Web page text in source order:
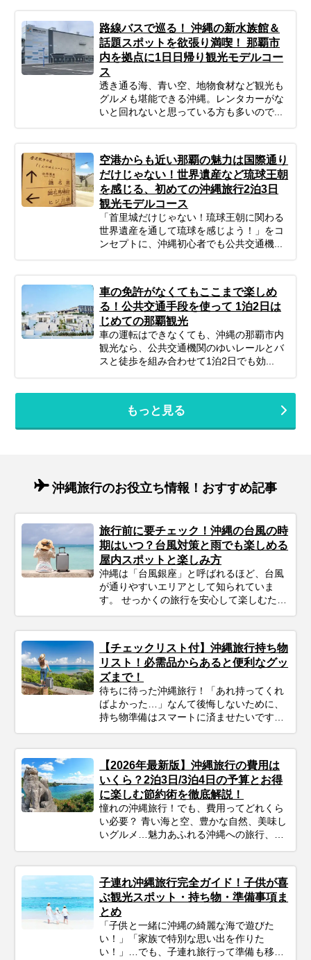
路線バスで巡る！ 沖縄の新水族館＆
話題スポットを欲張り満喫！ 那覇市
内を拠点に1日日帰り観光モデルコー
ス
透き通る海、青い空、地物食材など観光も
グルメも堪能できる沖縄。レンタカーがな
いと回れないと思っている方も多いので...
空港からも近い那覇の魅力は国際通り
だけじゃない！世界遺産など琉球王朝
を感じる、初めての沖縄旅行2泊3日
観光モデルコース
「首里城だけじゃない！琉球王朝に関わる
世界遺産を通して琉球を感じよう！」をコ
ンセプトに、沖縄初心者でも公共交通機...
車の免許がなくてもここまで楽しめ
る！公共交通手段を使って 1泊2日は
じめての那覇観光
車の運転はできなくても、沖縄の那覇市内
観光なら、公共交通機関のゆいレールとバ
スと徒歩を組み合わせて1泊2日でも効...
もっと見る
沖縄旅行のお役立ち情報！おすすめ記事
旅行前に要チェック！沖縄の台風の時
期はいつ？台風対策と雨でも楽しめる
屋内スポットと楽しみ方
沖縄は「台風銀座」と呼ばれるほど、台風
が通りやすいエリアとして知られていま
す。 せっかくの旅行を安心して楽しむため
【チェックリスト付】沖縄旅行持ち物
リスト！必需品からあると便利なグッ
ズまで！
待ちに待った沖縄旅行！「あれ持ってくれ
ばよかった…」なんて後悔しないために、
持ち物準備はスマートに済ませたいですよ
旅行をスタートさせるための準備を始めま
しょう♪
【2026年最新版】沖縄旅行の費用は
いくら？2泊3日/3泊4日の予算とお得
に楽しむ節約術を徹底解説！
憧れの沖縄旅行！でも、費用ってどれくら
い必要？ 青い海と空、豊かな自然、美味し
いグルメ…魅力あふれる沖縄への旅行、考
えている方も多いのではないでしょうか。
でも、気になるのが「実際いくらかかる
の？」という費用面。旅行費用は、時期や
日数、過ごし方によって大きく変わりま
す。 この記事では、沖縄旅行のリアルな予
算感から、賢く費用を抑えるコツ、予算別
のモデルプランまで、あなたの旅行計画に
子連れ沖縄旅行完全ガイド！子供が喜
ぶ観光スポット・持ち物・準備事項ま
とめ
「子供と一緒に沖縄の綺麗な海で遊びた
い！」「家族で特別な思い出を作りた
い！」…でも、子連れ旅行って準備も移動